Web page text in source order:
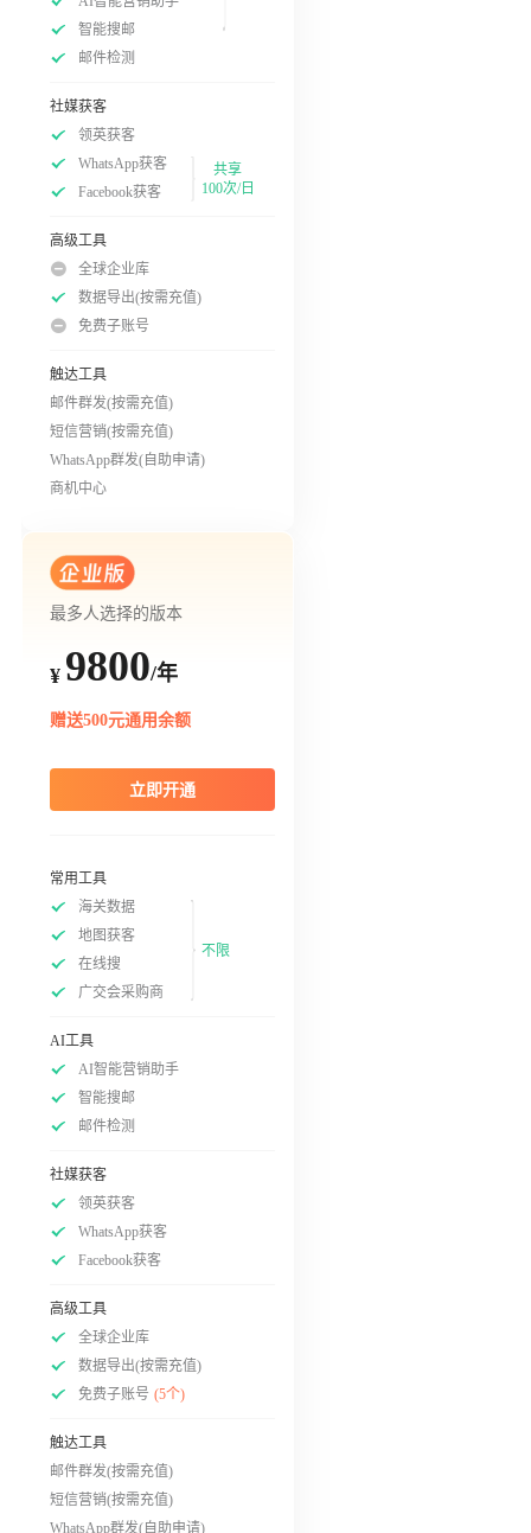
智能搜邮
邮件检测
社媒获客
领英获客
WhatsApp获客
Facebook获客
共享
100次/日
高级工具
全球企业库
数据导出(按需充值)
免费子账号
触达工具
邮件群发(按需充值)
短信营销(按需充值)
WhatsApp群发(自助申请)
商机中心
最多人选择的版本
¥ 9800/年
赠送500元通用余额
立即开通
常用工具
海关数据
地图获客
在线搜
广交会采购商
不限
AI工具
AI智能营销助手
智能搜邮
邮件检测
社媒获客
领英获客
WhatsApp获客
Facebook获客
高级工具
全球企业库
数据导出(按需充值)
免费子账号 (5个)
触达工具
邮件群发(按需充值)
短信营销(按需充值)
WhatsApp群发(自助申请)